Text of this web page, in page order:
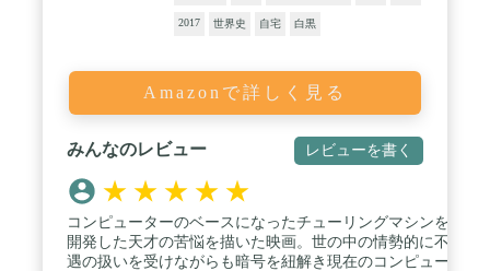
2017 世界史 自宅 白黒
Amazonで詳しく見る
みんなのレビュー レビューを書く
★ ★ ★ ★ ★
コンピューターのベースになったチューリングマシンを
開発した天才の苦悩を描いた映画。世の中の情勢的に不
遇の扱いを受けながらも暗号を紐解き現在のコンピュー